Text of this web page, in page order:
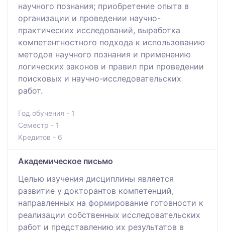
научного познания; приобретение опыта в
организации и проведении научно-
практических исследований, выработка
компетентностного подхода к использованию
методов научного познания и применению
логических законов и правил при проведении
поисковых и научно-исследовательских
работ.
Год обучения - 1
Семестр - 1
Кредитов - 6
Академическое письмо
Целью изучения дисциплины является
развитие у докторантов компетенций,
направленных на формирование готовности к
реализации собственных исследовательских
работ и представлению их результатов в